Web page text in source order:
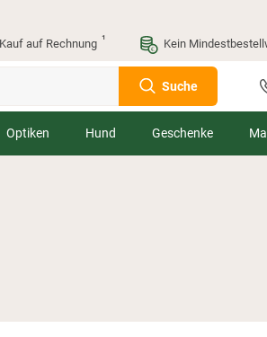
Kauf auf Rechnung ¹ Kein
Suche
Optiken Hund Geschenke